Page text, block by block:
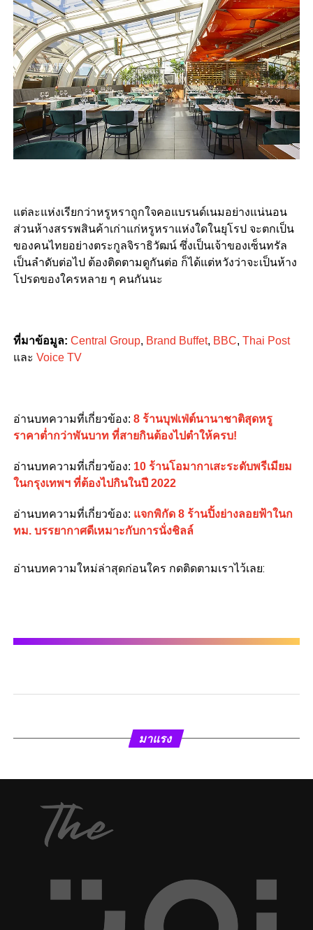
แต่ละแห่งเรียกว่าหรูหราถูกใจคอแบรนด์เนมอย่างแน่นอน
ส่วนห้างสรรพสินค้าเก่าแก่หรูหราแห่งใดในยุโรป จะตกเป็น
ของคนไทยอย่างตระกูลจิราธิวัฒน์ ซึ่งเป็นเจ้าของเซ็นทรัล
เป็นลำดับต่อไป ต้องติดตามดูกันต่อ ก็ได้แต่หวังว่าจะเป็นห้าง
โปรดของใครหลาย ๆ คนกันนะ
ที่มาข้อมูล: Central Group, Brand Buffet, BBC, Thai Post
และ Voice TV
อ่านบทความที่เกี่ยวข้อง: 8 ร้านบุฟเฟ่ต์นานาชาติสุดหรู
ราคาต่ำกว่าพันบาท ที่สายกินต้องไปตำให้ครบ!
อ่านบทความที่เกี่ยวข้อง: 10 ร้านโอมากาเสะระดับพรีเมียม
ในกรุงเทพฯ ที่ต้องไปกินในปี 2022
อ่านบทความที่เกี่ยวข้อง: แจกพิกัด 8 ร้านปิ้งย่างลอยฟ้าในก
ทม. บรรยากาศดีเหมาะกับการนั่งชิลล์
อ่านบทความใหม่ล่าสุดก่อนใคร กดติดตามเราไว้เลย:
มาแรง